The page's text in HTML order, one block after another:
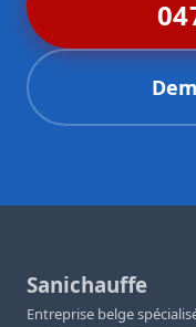
Sanichauffe
Entreprise belge